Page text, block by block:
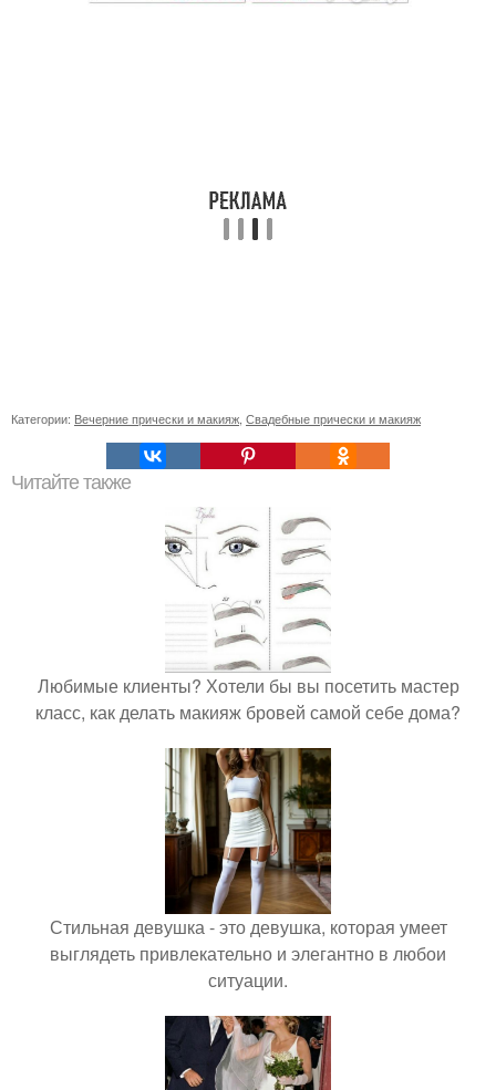
Категории: Вечерние прически и макияж Свадебные прически и макияж
Читайте также
Любимые клиенты? Хотели бы вы посетить мастер
класс, как делать макияж бровей самой себе дома?
Стильная девушка - это девушка, которая умеет
выглядеть привлекательно и элегантно в любои
ситуации.